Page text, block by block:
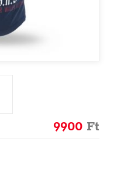
9900 Ft